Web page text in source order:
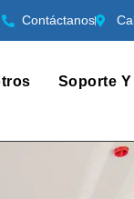
Contáctanos
Soporte